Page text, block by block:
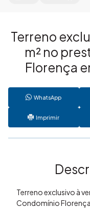
Terreno
m² no
Florença
WhatsApp
Imprimir
Terreno exclusivo à
Condomínio